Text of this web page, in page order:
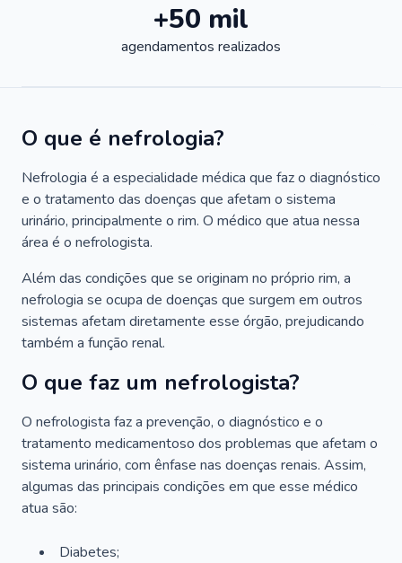
+50 mil
agendamentos realizados
O que é nefrologia?
Nefrologia é a especialidade médica que faz o diagnóstico
e o tratamento das doenças que afetam o sistema
urinário, principalmente o rim. O médico que atua nessa
área é o nefrologista.
Além das condições que se originam no próprio rim, a
nefrologia se ocupa de doenças que surgem em outros
sistemas afetam diretamente esse órgão, prejudicando
também a função renal.
O que faz um nefrologista?
O nefrologista faz a prevenção, o diagnóstico e o
tratamento medicamentoso dos problemas que afetam o
sistema urinário, com ênfase nas doenças renais. Assim,
algumas das principais condições em que esse médico
atua são:
Diabetes;